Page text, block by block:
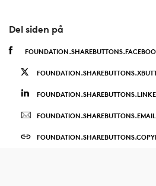
Del siden på